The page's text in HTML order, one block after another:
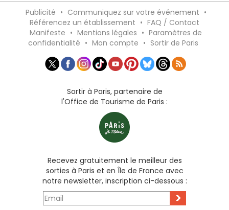
Publicité • Communiquez sur votre événement •
Référencez un établissement • FAQ / Contact
Manifeste • Mentions légales • Paramètres de
confidentialité • Mon compte • Sortir de Paris
Sortir à Paris, partenaire de
l'Office de Tourisme de Paris :
Recevez gratuitement le meilleur des
sorties à Paris et en Île de France avec
notre newsletter, inscription ci-dessous :
>